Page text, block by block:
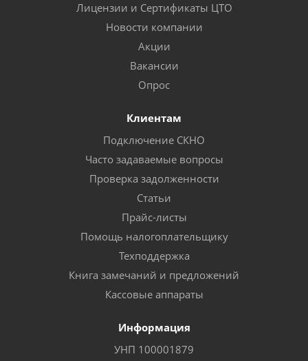
Лицензии и Сертификаты ЦТО
Новости компании
Акции
Вакансии
Опрос
Клиентам
Подключение СКНО
Часто задаваемые вопросы
Проверка задолженности
Статьи
Прайс-листы
Помощь налогоплательщику
Техподдержка
Книга замечаний и предложений
Кассовые аппараты
Информация
УНП 100001879